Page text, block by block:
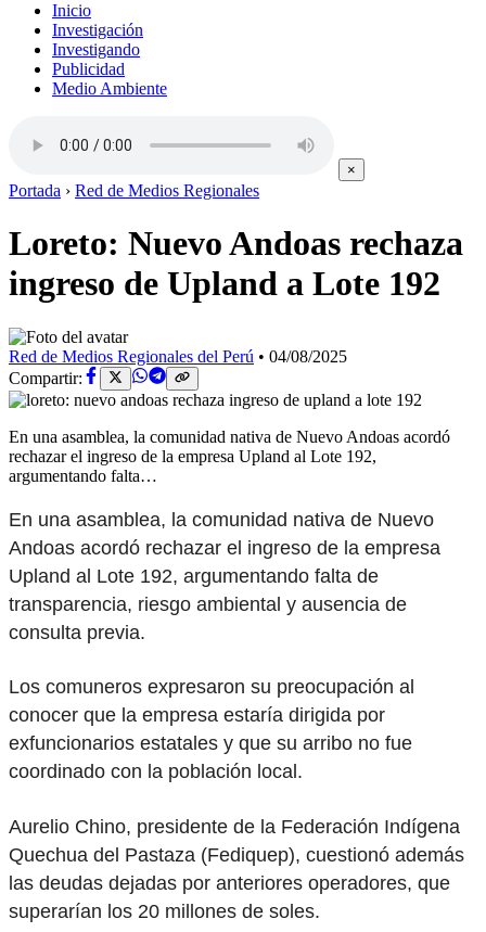
Inicio
Investigación
Investigando
Publicidad
Medio Ambiente
×
Portada › Red de Medios Regionales
Loreto: Nuevo Andoas rechaza
ingreso de Upland a Lote 192
Red de Medios Regionales del Perú • 04/08/2025
Compartir:
En una asamblea, la comunidad nativa de Nuevo Andoas acordó
rechazar el ingreso de la empresa Upland al Lote 192,
argumentando falta…
En una asamblea, la comunidad nativa de Nuevo
Andoas acordó rechazar el ingreso de la empresa
Upland al Lote 192, argumentando falta de
transparencia, riesgo ambiental y ausencia de
consulta previa.
Los comuneros expresaron su preocupación al
conocer que la empresa estaría dirigida por
exfuncionarios estatales y que su arribo no fue
coordinado con la población local.
Aurelio Chino, presidente de la Federación Indígena
Quechua del Pastaza (Fediquep), cuestionó además
las deudas dejadas por anteriores operadores, que
superarían los 20 millones de soles.